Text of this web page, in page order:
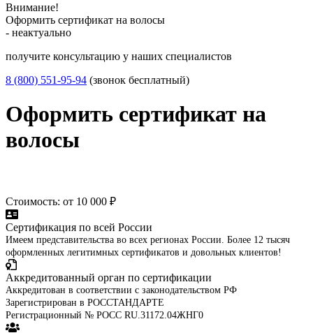
Внимание!
Оформить сертификат на волосы
- неактуально
получите консультацию у наших специалистов
8 (800) 551-95-94 (звонок бесплатный)
Оформить сертификат на
волосы
Стоимость: от 10 000 ₽
Сертификация по всей России
Имеем представительства во всех регионах России. Более 12 тысяч
оформленных легитимных сертификатов и довольных клиентов!
Аккредитованный орган по сертификации
Аккредитован в соответствии с законодательством РФ
Зарегистрирован в РОССТАНДАРТЕ
Регистрационный № РОСС RU.31172.04ЖНГ0